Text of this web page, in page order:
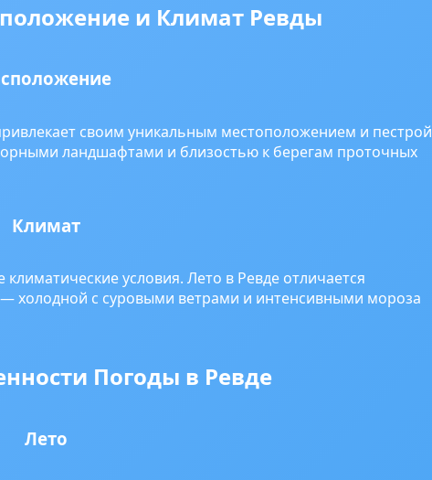
и Климат Ревды
своим уникальным местоположением и пестрой
ландшафтами и близостью к берегам проточных
Климат
условия. Лето в Ревде отличается
холодной с суровыми ветрами и интенсивными мороза
Погоды в Ревде
Лето